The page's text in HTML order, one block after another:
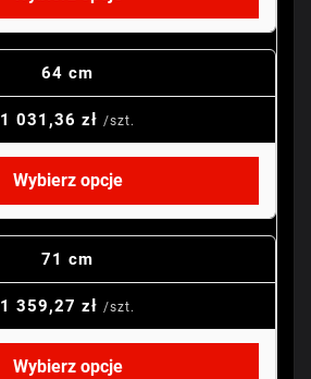
64 cm
1 031,36 zł /szt.
Wybierz opcje
71 cm
1 359,27 zł /szt.
Wybierz opcje